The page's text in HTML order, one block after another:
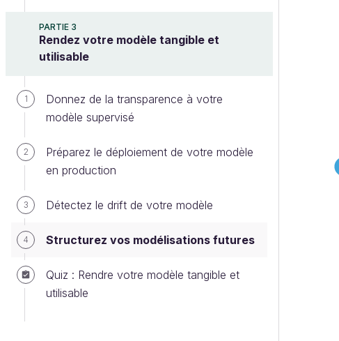
PARTIE 3
Rendez votre modèle tangible et
utilisable
1
Donnez de la transparence à votre
modèle supervisé
2
Préparez le déploiement de votre modèle
en production
3 Détectez le drift de votre modèle
4 Structurez vos modélisations futures
Quiz : Rendre votre modèle tangible et
utilisable